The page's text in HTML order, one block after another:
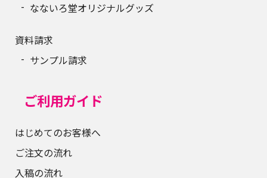
なないろ堂オリジナルグッズ
資料請求
サンプル請求
ご利用ガイド
はじめてのお客様へ
ご注文の流れ
入稿の流れ